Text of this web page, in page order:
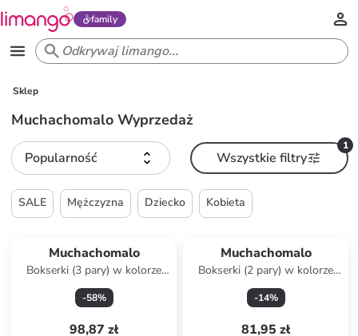
family
Sklep
Muchachomalo Wyprzedaż
Popularność
1
Wszystkie filtry
SALE Mężczyzna Dziecko Kobieta
Muchachomalo
Bokserki (3 pary) w kolorze
czarno-granatowo-
turkusowym
-58%
98,87 zł
Muchachomalo
Bokserki (2 pary) w kolorze
turkusowym
-14%
81,95 zł